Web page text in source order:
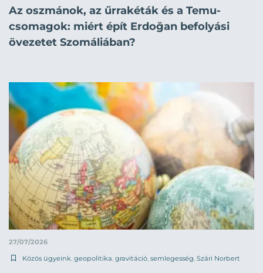
Az oszmánok, az űrrakéták és a Temu-
csomagok: miért épít Erdoğan befolyási
övezetet Szomáliában?
27/07/2026
Közös ügyeink geopolitika gravitáció semlegesség Szári Norbert